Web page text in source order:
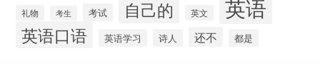
礼物 考生 考试 自己的 英文 英语
英语口语 英语学习 诗人 还不 都是